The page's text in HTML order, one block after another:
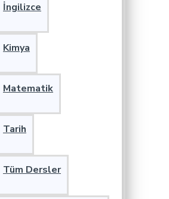
İngilizce
Kimya
Matematik
Tarih
Tüm Dersler